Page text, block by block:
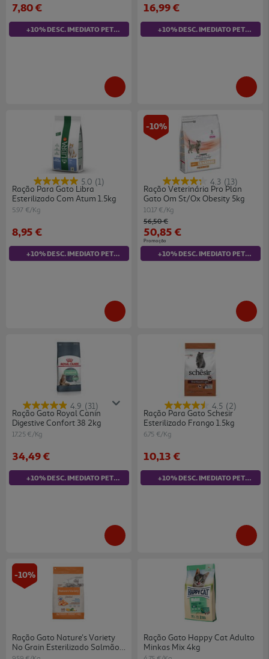
7,80 €
+10% DESC. IMEDIATO PET CLUB
16,99 €
+10% DESC. IMEDIATO PET CLUB
5.0 (1)
Ração Para Gato Libra
Esterilizado Com Atum 1.5kg
5.97 €/Kg
8,95 €
+10% DESC. IMEDIATO PET CLUB
-10%
4.3 (13)
Ração Veterinária Pro Plan
Gato Om St/ox Obesity 5kg
10.17 €/Kg
Price reduced from
56,50 €to
50,85 €
Promoção
+10% DESC. IMEDIATO PET CLUB
4.9 (31)
Ração Gato Royal Canin
Digestive Confort 38 2kg
17.25 €/Kg
34,49 €
+10% DESC. IMEDIATO PET CLUB
4.5 (2)
Ração Para Gato Schesir
Esterilizado Frango 1.5kg
6.75 €/Kg
10,13 €
+10% DESC. IMEDIATO PET CLUB
-10%
Ração Gato Nature's Variety
No Grain Esterilizado Salmão
3kg
Ração Gato Happy Cat Adulto
Minkas Mix 4kg